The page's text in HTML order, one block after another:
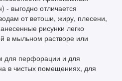
- выгодно отличается
от ветоши, жиру, плесени,
рисунки легко
в мыльном растворе или
для перфорации и для
в чистых помещениях, для